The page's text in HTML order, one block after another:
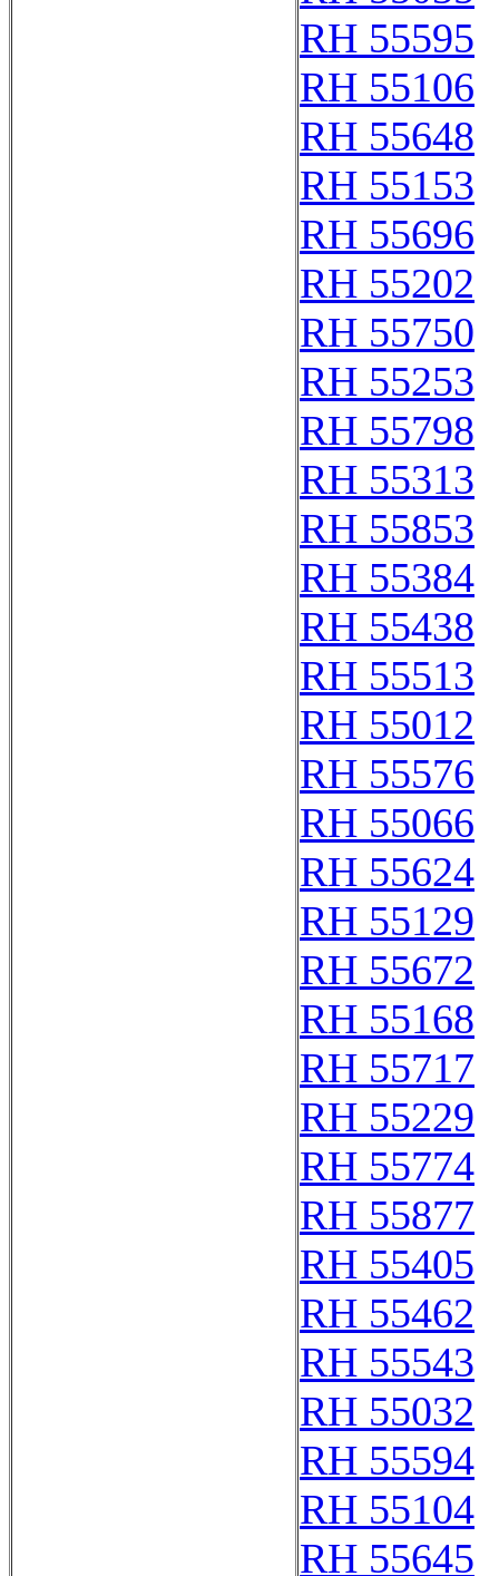
RH 55595
RH 55106
RH 55648
RH 55153
RH 55696
RH 55202
RH 55750
RH 55253
RH 55798
RH 55313
RH 55853
RH 55384
RH 55438
RH 55513
RH 55012
RH 55576
RH 55066
RH 55624
RH 55129
RH 55672
RH 55168
RH 55717
RH 55229
RH 55774
RH 55877
RH 55405
RH 55462
RH 55543
RH 55032
RH 55594
RH 55104
RH 55645